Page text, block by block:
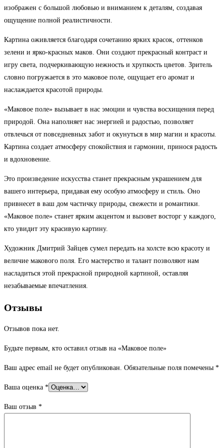
изображен с большой любовью и вниманием к деталям, создавая
ощущение полной реалистичности.
Картина оживляется благодаря сочетанию ярких красок, оттенков
зелени и ярко-красных маков. Они создают прекрасный контраст и
игру света, подчеркивающую нежность и хрупкость цветов. Зритель
словно погружается в это маковое поле, ощущает его аромат и
наслаждается красотой природы.
«Маковое поле» вызывает в нас эмоции и чувства восхищения перед
природой. Она наполняет нас энергией и радостью, позволяет
отвлечься от повседневных забот и окунуться в мир магии и красоты.
Картина создает атмосферу спокойствия и гармонии, принося радость
и вдохновение.
Это произведение искусства станет прекрасным украшением для
вашего интерьера, придавая ему особую атмосферу и стиль. Оно
привнесет в ваш дом частичку природы, свежести и романтики.
«Маковое поле» станет ярким акцентом и вызовет восторг у каждого,
кто увидит эту красивую картину.
Художник Дмитрий Зайцев сумел передать на холсте всю красоту и
величие макового поля. Его мастерство и талант позволяют нам
насладиться этой прекрасной природной картиной, оставляя
незабываемые впечатления.
Отзывы
Отзывов пока нет.
Будьте первым, кто оставил отзыв на «Маковое поле»
Ваш адрес email не будет опубликован. Обязательные поля помечены *
Ваша оценка *
Ваш отзыв *